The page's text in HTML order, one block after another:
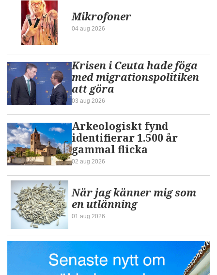
Mikrofoner
04 aug 2026
Krisen i Ceuta hade föga
med migrationspolitiken
att göra
03 aug 2026
Arkeologiskt fynd
identifierar 1.500 år
gammal flicka
02 aug 2026
När jag känner mig som
en utlänning
01 aug 2026